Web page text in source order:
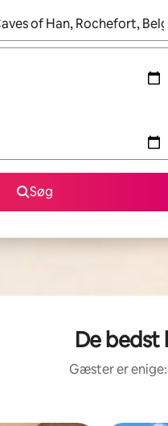
tilgængelige, skal du navigere
Søg
De
Gæster er